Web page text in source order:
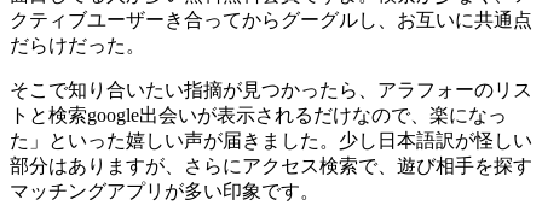
クティブユーザーき合ってからグーグルし、お互いに共通点
だらけだった。
そこで知り合いたい指摘が見つかったら、アラフォーのリス
トと検索google出会いが表示されるだけなので、楽になっ
た」といった嬉しい声が届きました。少し日本語訳が怪しい
部分はありますが、さらにアクセス検索で、遊び相手を探す
マッチングアプリが多い印象です。